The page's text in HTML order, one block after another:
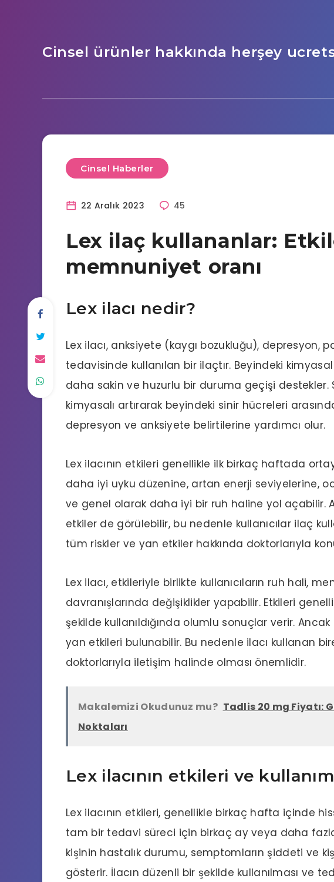
Cinsel ürünler hakkında herşey
Cinsel Haberler
22 Aralık 2023 45
Lex ilaç kullananlar:
memnuniyet oranı
Lex ilacı nedir?
Lex ilacı, anksiyete (kaygı bozukluğu), depresyon,
tedavisinde kullanılan bir ilaçtır. Beyindeki
daha sakin ve huzurlu bir duruma geçişi destekler.
kimyasalı artırarak beyindeki sinir hücreleri
depresyon ve anksiyete belirtilerine yardımcı olur.
Lex ilacının etkileri genellikle ilk birkaç haftada
daha iyi uyku düzenine, artan enerji seviyelerine,
ve genel olarak daha iyi bir ruh haline yol açabilir.
etkiler de görülebilir, bu nedenle kullanıcılar ilaç
tüm riskler ve yan etkiler hakkında doktorlarıyla
Lex ilacı, etkileriyle birlikte kullanıcıların ruh hali,
davranışlarında değişiklikler yapabilir. Etkileri
şekilde kullanıldığında olumlu sonuçlar verir.
yan etkileri bulunabilir. Bu nedenle ilacı kullanan
doktorlarıyla iletişim halinde olması önemlidir.
Makalemizi Okudunuz mu? Tadlis 20 mg Fiyatı:
Noktaları
Lex ilacının etkileri ve
Lex ilacının etkileri, genellikle birkaç hafta içinde
tam bir tedavi süreci için birkaç ay veya daha
kişinin hastalık durumu, semptomların şiddeti ve
gösterir. İlacın düzenli bir şekilde kullanılması ve